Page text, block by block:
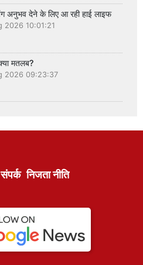
अनुभव देने के लिए आ रही हाई लाइफ
2026 10:01:21
मतलब?
2026 09:23:37
संपर्क निजता नीति